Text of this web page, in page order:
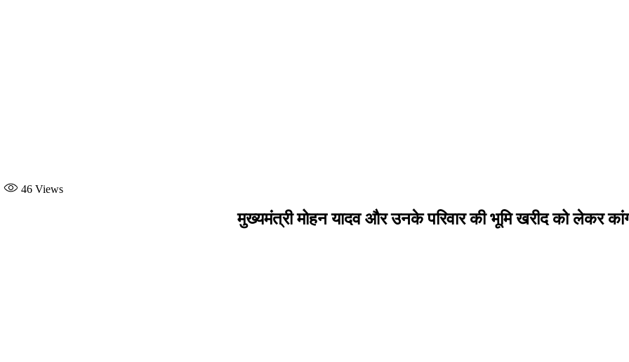
46 Views
मुख्यमंत्री मोहन यादव और उनके परिवार की भूमि खरीद को लेकर